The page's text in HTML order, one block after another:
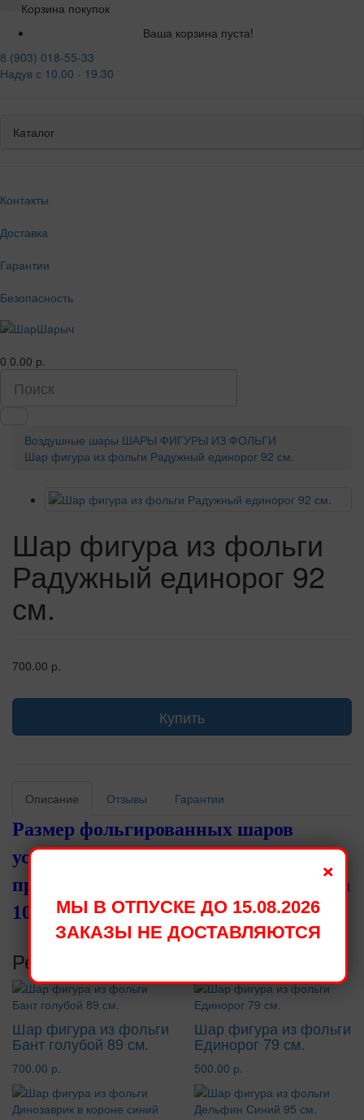
Корзина покупок
Ваша корзина пуста!
8 (903) 018-55-33
Надув с 10.00 - 19.30
Каталог
Контакты
Доставка
Гарантии
Безопасность
0 0.00 р.
Воздушные шары ШАРЫ ФИГУРЫ ИЗ ФОЛЬГИ
Шар фигура из фольги Радужный единорог 92 см.
Шар фигура из фольги
Радужный единорог 92
см.
700.00 р.
Купить
Описание Отзывы Гарантии
Размер фольгированных шаров
установленный производителями,
при надувании становится меньше на
10 - 15 см.
Рекомендуемые товары
Шар фигура из фольги
Бант голубой 89 см.
700.00 р.
Шар фигура из фольги
Единорог 79 см.
500.00 р.
×
МЫ В ОТПУСКЕ ДО 15.08.2026
ЗАКАЗЫ НЕ ДОСТАВЛЯЮТСЯ